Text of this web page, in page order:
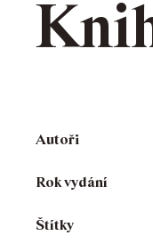
Autoři
Rok vydání
Štítky